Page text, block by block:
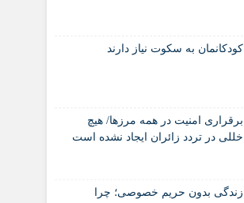
کودکانمان به سکوت نیاز دارند
برقراری امنیت در همه مرزها/ هیچ‌
خللی در تردد زائران ایجاد نشده است
زندگی بدون حریم خصوصی؛ چرا